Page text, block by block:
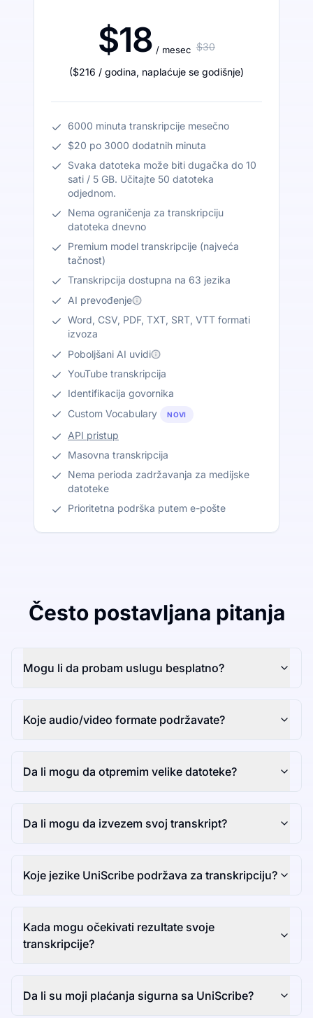
$18 / mesec $30
($216 / godina, naplaćuje se godišnje)
6000 minuta transkripcije mesečno
$20 po 3000 dodatnih minuta
Svaka datoteka može biti dugačka do 10
sati / 5 GB. Učitajte 50 datoteka
odjednom.
Nema ograničenja za transkripciju
datoteka dnevno
Premium model transkripcije (najveća
tačnost)
Transkripcija dostupna na 63 jezika
AI prevođenje
Word, CSV, PDF, TXT, SRT, VTT formati
izvoza
Poboljšani AI uvidi
YouTube transkripcija
Identifikacija govornika
Custom Vocabulary
NOVI
API pristup
Masovna transkripcija
Nema perioda zadržavanja za medijske
datoteke
Prioritetna podrška putem e-pošte
Često postavljana pitanja
Mogu li da probam uslugu besplatno?
Koje audio/video formate podržavate?
Da li mogu da otpremim velike datoteke?
Da li mogu da izvezem svoj transkript?
Koje jezike UniScribe podržava za transkripciju?
Kada mogu očekivati rezultate svoje
transkripcije?
Da li su moji plaćanja sigurna sa UniScribe?